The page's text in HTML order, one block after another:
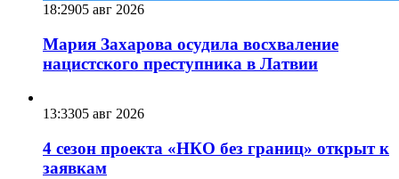
18:2905 авг 2026
Мария Захарова осудила восхваление
нацистского преступника в Латвии
13:3305 авг 2026
4 сезон проекта «НКО без границ» открыт к
заявкам